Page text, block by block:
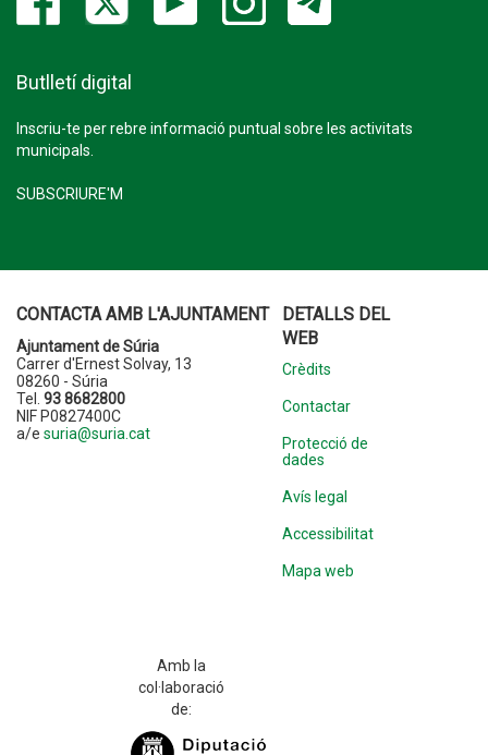
Butlletí digital
Inscriu-te per rebre informació puntual sobre les activitats
municipals.
SUBSCRIURE'M
CONTACTA AMB L'AJUNTAMENT
Ajuntament de Súria
Carrer d'Ernest Solvay, 13
08260 - Súria
Tel. 93 8682800
NIF P0827400C
a/e suria@suria.cat
DETALLS DEL
WEB
Crèdits
Contactar
Protecció de
dades
Avís legal
Accessibilitat
Mapa web
Amb la
col·laboració
de: